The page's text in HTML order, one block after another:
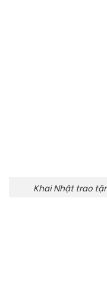
Khai Nhật trao